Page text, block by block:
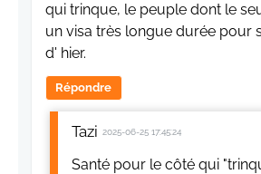
qui trinque, le peuple dont le
un visa très longue durée pour
d' hier.
Répondre
Tazi 2025-06-25 17:45:24
Santé pour le côté qui